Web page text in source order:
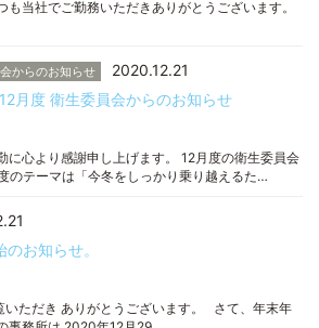
当社でご勤務いただきありがとうございます。
からのお知らせ
2020.12.21
月度 衛生委員会からのお知らせ
心より感謝申し上げます。 12月度の衛生委員会
のテーマは「今冬をしっかり乗り越えるた…
お知らせ。
いただき ありがとうございます。 さて、年末年